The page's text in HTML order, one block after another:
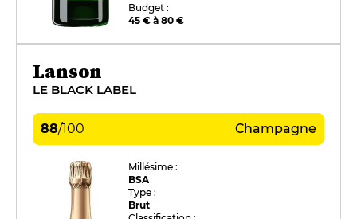
Budget :
45 € à 80 €
Lanson
LE BLACK LABEL
88/100 Champagne
Millésime :
BSA
Type :
Brut